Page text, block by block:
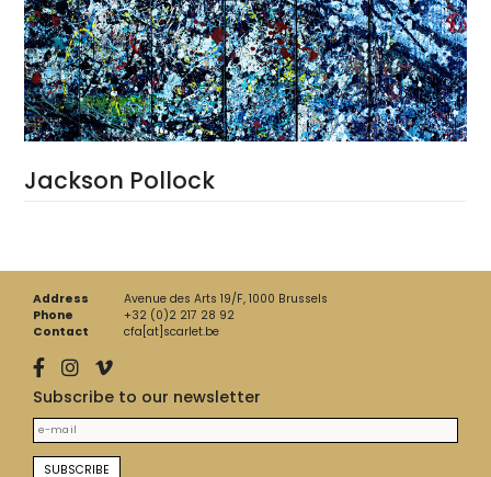
Jackson Pollock
Address
Avenue des Arts 19/F, 1000 Brussels
Phone
+32 (0)2 217 28 92
Contact
cfa[at]scarlet.be
Subscribe to our newsletter